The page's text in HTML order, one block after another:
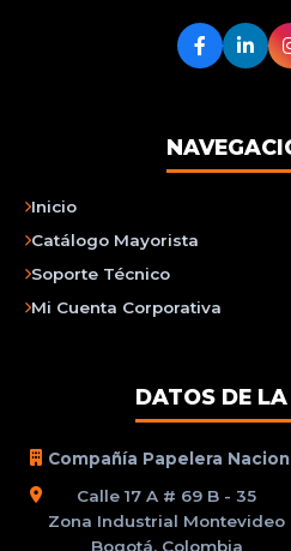
Inicio
Catálogo Mayorista
Soporte Técnico
Mi Cuenta Corporativa
DATOS DE
Compañía Papelera
Calle 17 A # 69 B - 35
Zona Industrial Montevideo
Bogotá, Colombia